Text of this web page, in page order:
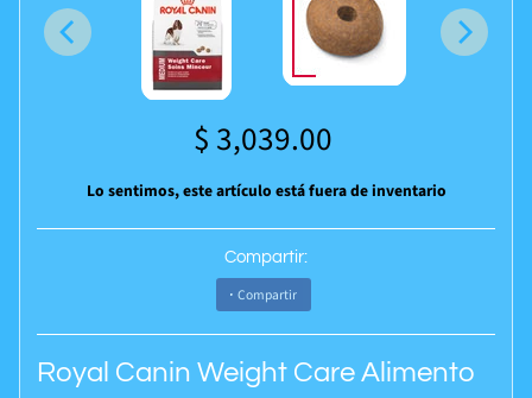
$ 3,039.00
Lo sentimos, este artículo está fuera de inventario
Compartir:
Compartir
Royal Canin Weight Care Alimento